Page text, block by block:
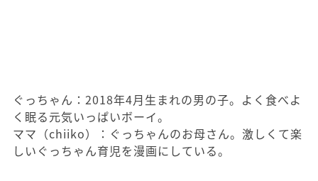
ぐっちゃん：2018年4月生まれの男の子。よく食べよ
く眠る元気いっぱいボーイ。
ママ（chiiko）：ぐっちゃんのお母さん。激しくて楽
しいぐっちゃん育児を漫画にしている。